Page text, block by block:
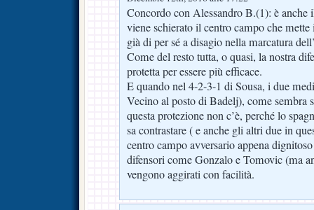
Concordo con Alessandro B.(1): è
viene schierato il centro campo che
già di per sé a disagio nella marcatura
Come del resto tutta, o quasi, la nostra
protetta per essere più efficace.
E quando nel 4-2-3-1 di Sousa, i due
Vecino al posto di Badelj), come sembra
questa protezione non c’è, perché lo
sa contrastare ( e anche gli altri due in
centro campo avversario appena
difensori come Gonzalo e Tomovic (ma
vengono aggirati con facilità.